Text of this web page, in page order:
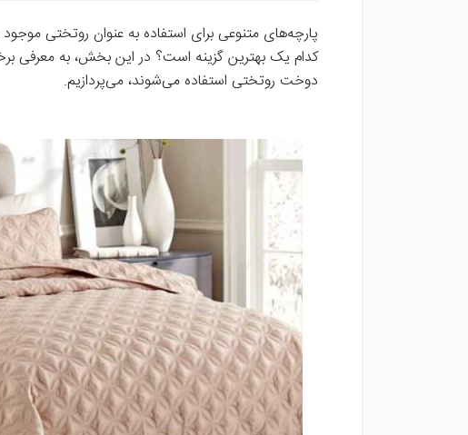
پارچه‌های متنوعی برای استفاده به عنوان روتختی
کدام یک بهترین گزینه است؟ در این بخش، به معرفی
دوخت روتختی استفاده می‌شوند، می‌پردازیم.